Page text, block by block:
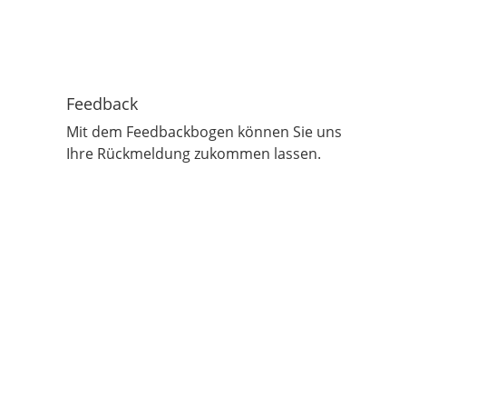
Feedback
Mit dem Feedbackbogen können Sie uns
Ihre Rückmeldung zukommen lassen.